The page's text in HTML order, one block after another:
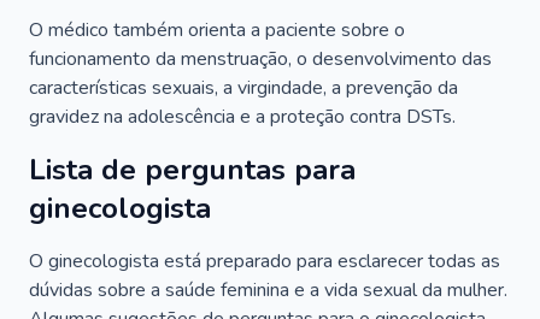
O médico também orienta a paciente sobre o
funcionamento da menstruação, o desenvolvimento das
características sexuais, a virgindade, a prevenção da
gravidez na adolescência e a proteção contra DSTs.
Lista de perguntas para
ginecologista
O ginecologista está preparado para esclarecer todas as
dúvidas sobre a saúde feminina e a vida sexual da mulher.